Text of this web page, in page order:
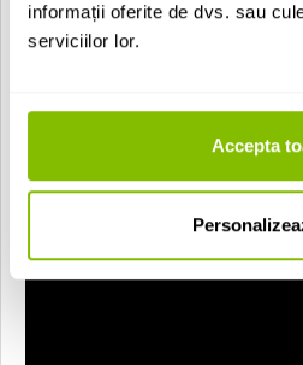
informații oferite de dvs. sau
serviciilor lor.
Accepta